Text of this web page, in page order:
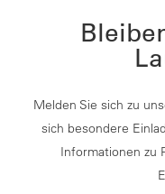
Melden Sie sich zu
sich besondere
Informationen zu